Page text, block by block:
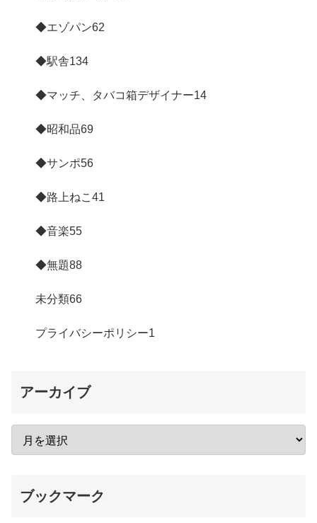
◆エゾパン62
◆駅舎134
◆マッチ、タバコ箱デザイナー14
◆昭和品69
◆サンポ56
◆路上ねこ 41
◆音楽55
◆無題88
未分類66
プライバシーポリシー1
アーカイブ
ブックマーク